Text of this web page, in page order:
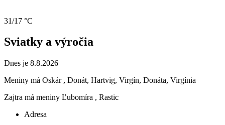
31/17 °C
Sviatky a výročia
Dnes je 8.8.2026
Meniny má Oskár , Donát, Hartvig, Virgín, Donáta, Virgínia
Zajtra má meniny Ľubomíra , Rastic
Adresa